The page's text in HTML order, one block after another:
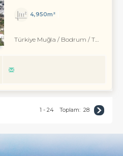
4,950m²
Türkiye Muğla / Bodrum / Turgutreis
1 - 24 Toplam: 28